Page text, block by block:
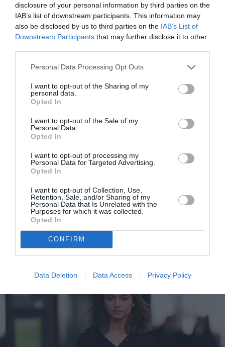
disclosure of your personal information by third parties on the
IAB’s list of downstream participants. This information may
also be disclosed by us to third parties on the IAB’s List of
Downstream Participants that may further disclose it to other
Personal Data Processing Opt Outs
I want to opt-out of the Sharing of my
personal data.
Opted In
I want to opt-out of the Sale of my
Personal Data.
Opted In
I want to opt-out of processing my
Personal Data for Targeted Advertising.
Opted In
I want to opt-out of Collection, Use,
Retention, Sale, and/or Sharing of my
Personal Data that Is Unrelated with the
Purposes for which it was collected.
Opted In
CONFIRM
Data Deletion Data Access Privacy Policy
H 19χρονη κόρη της Heidi Klum, Leni, ακολουθεί τα
χνάρια της μητέρας της στο μόντελινγκ